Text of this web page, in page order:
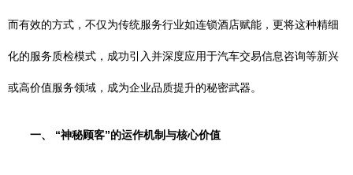
而有效的方式，不仅为传统服务行业如连锁酒店赋能，更将这种精细
化的服务质检模式，成功引入并深度应用于汽车交易信息咨询等新兴
或高价值服务领域，成为企业品质提升的秘密武器。
一、 “神秘顾客”的运作机制与核心价值